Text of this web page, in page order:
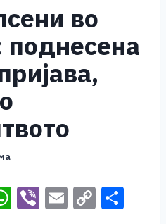
во
W Vi E C